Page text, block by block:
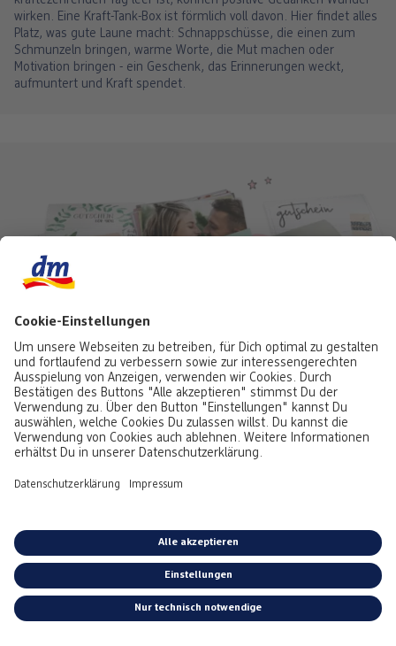
wirken. Eine Kraft-Tank-Box ist förmlich voll davon. Hier findet alles
Platz, was gute Laune macht: Schnappschüsse, die einen zum
Schmunzeln bringen, warme Worte, die Mut machen oder
Motivation bringen - ein Geschenk, das Erinnerungen weckt,
aufmuntert und Kraft spendet.
Gutscheinbox:
Zuletzt folgt noch der Klassiker unter den romantischen
Geschenkideen, denn auch die Bilderbox eignet sich natürlich, um
individualisierte Gutscheine schön zu verpacken. Wer besonders
einfallsreich ist, kann alle Bilder in der Box mit kleinen
Gutscheinen bestücken, anderenfalls kann aber auch eine bunte
Gutschein-Inspirationen herunterladen
*Alle Preise inkl. MwSt. zzgl. Versandkosten bei Postversand gem.
Preisliste.
Kostenloser Versand in Deinen dm-Markt.